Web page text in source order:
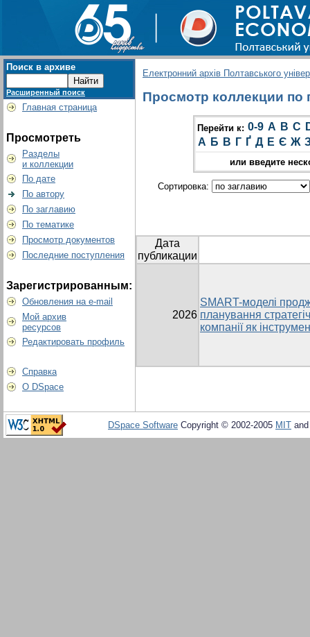
Поиск в архиве
Расширенный поиск
Главная страница
Просмотреть
Разделы
и коллекции
По дате
По автору
По заглавию
По тематике
Просмотр документов
Последние поступления
Зарегистрированным:
Обновления на e-mail
Мой архив
ресурсов
Редактировать профиль
Справка
О DSpace
Електронний архів Полтавського
Просмотр коллекции по
Перейти к: 0-9 A B C
А Б В Г Ґ Д Е Є Ж
или введите
Сортировка:
Дата
публикации
2026
SMART-моделі
планування
компанії як
DSpace Software Copyright © 2002-2005 MIT